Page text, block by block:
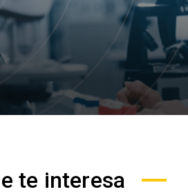
te interesa